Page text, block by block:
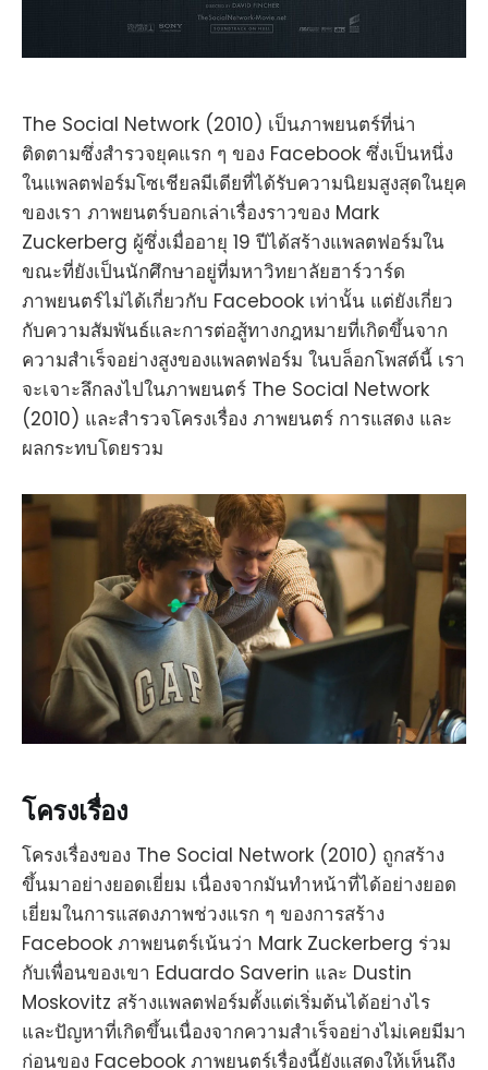
The Social Network (2010) เป็นภาพยนตร์ที่น่า
ติดตามซึ่งสำรวจยุคแรก ๆ ของ Facebook ซึ่งเป็นหนึ่ง
ในแพลตฟอร์มโซเชียลมีเดียที่ได้รับความนิยมสูงสุดในยุค
ของเรา ภาพยนตร์บอกเล่าเรื่องราวของ Mark
Zuckerberg ผู้ซึ่งเมื่ออายุ 19 ปีได้สร้างแพลตฟอร์มใน
ขณะที่ยังเป็นนักศึกษาอยู่ที่มหาวิทยาลัยฮาร์วาร์ด
ภาพยนตร์ไม่ได้เกี่ยวกับ Facebook เท่านั้น แต่ยังเกี่ยว
กับความสัมพันธ์และการต่อสู้ทางกฎหมายที่เกิดขึ้นจาก
ความสำเร็จอย่างสูงของแพลตฟอร์ม ในบล็อกโพสต์นี้ เรา
จะเจาะลึกลงไปในภาพยนตร์ The Social Network
(2010) และสำรวจโครงเรื่อง ภาพยนตร์ การแสดง และ
ผลกระทบโดยรวม
โครงเรื่อง
โครงเรื่องของ The Social Network (2010) ถูกสร้าง
ขึ้นมาอย่างยอดเยี่ยม เนื่องจากมันทำหน้าที่ได้อย่างยอด
เยี่ยมในการแสดงภาพช่วงแรก ๆ ของการสร้าง
Facebook ภาพยนตร์เน้นว่า Mark Zuckerberg ร่วม
กับเพื่อนของเขา Eduardo Saverin และ Dustin
Moskovitz สร้างแพลตฟอร์มตั้งแต่เริ่มต้นได้อย่างไร
และปัญหาที่เกิดขึ้นเนื่องจากความสำเร็จอย่างไม่เคยมีมา
ก่อนของ Facebook ภาพยนตร์เรื่องนี้ยังแสดงให้เห็นถึง